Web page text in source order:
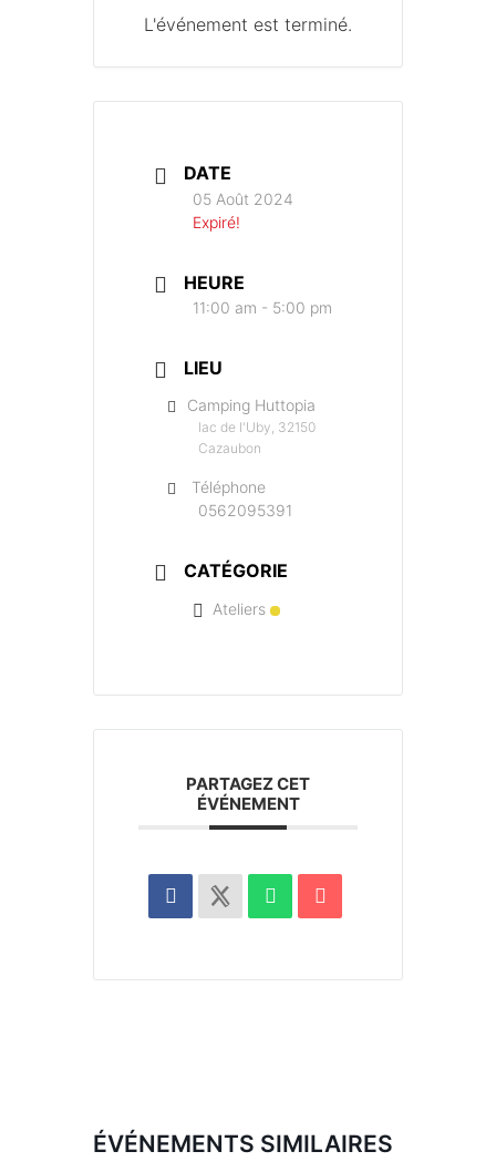
L'événement est terminé.
DATE
05 Août 2024
Expiré!
HEURE
11:00 am - 5:00 pm
LIEU
Camping Huttopia
lac de l'Uby, 32150
Cazaubon
Téléphone
0562095391
CATÉGORIE
Ateliers
PARTAGEZ CET
ÉVÉNEMENT
ÉVÉNEMENTS SIMILAIRES